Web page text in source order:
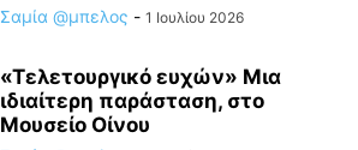
Σαμία @μπελος - 1 Ιουλίου 2026
«Τελετουργικό ευχών» Μια
ιδιαίτερη παράσταση, στο
Μουσείο Οίνου